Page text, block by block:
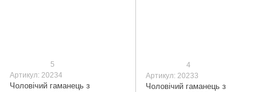
5
Артикул: 20234
Чоловічий гаманець з
4
Артикул: 20233
Чоловічий гаманець з